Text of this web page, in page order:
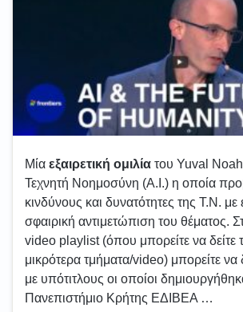
Μία εξαιρετική ομιλία του Yuval
Τεχνητή Νοημοσύνη (A.I.) η οποία
κινδύνους και δυνατότητες της Τ.Ν. με
σφαιρική αντιμετώπιση του θέματος.
video playlist (όπου μπορείτε να δείτε
μικρότερα τμήματα/video) μπορείτε να
με υπότιτλους οι οποίοι
Πανεπιστήμιο Κρήτης ΕΔΙΒΕΑ …